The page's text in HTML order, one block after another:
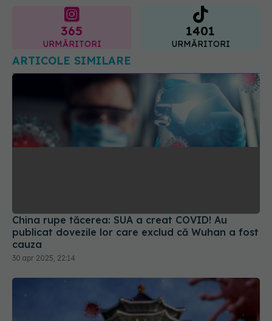
365
URMĂRITORI
1401
URMĂRITORI
ARTICOLE SIMILARE
China rupe tăcerea: SUA a creat COVID! Au
publicat dovezile lor care exclud că Wuhan a fost
cauza
30 apr 2025, 22:14